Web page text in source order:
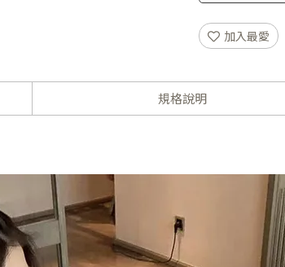
加入最愛
規格說明